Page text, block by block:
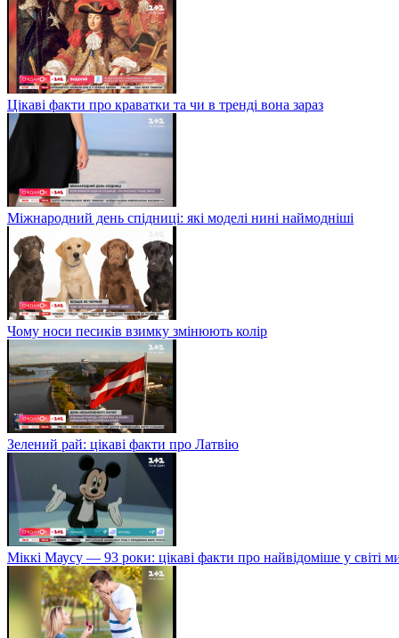
Цікаві факти про краватки та чи в тренді вона зараз
Міжнародний день спідниці: які моделі нині наймодніші
Чому носи песиків взимку змінюють колір
Зелений рай: цікаві факти про Латвію
Міккі Маусу — 93 роки: цікаві факти про найвідоміше у світі